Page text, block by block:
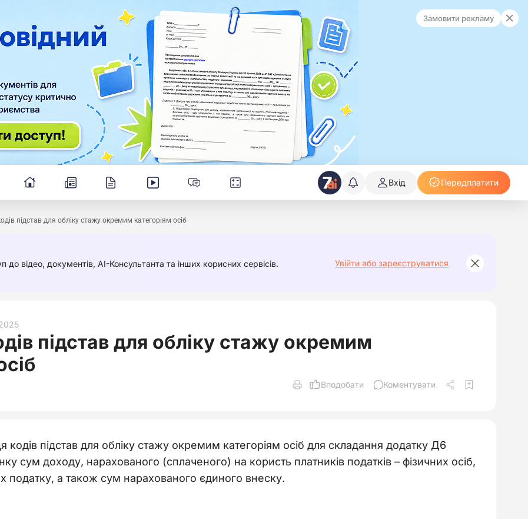
Замовити рекламу
Вхід Передплатити
підстав для обліку стажу окремим категоріям осіб
відео, документів, AI-Консультанта та інших корисних сервісів. Увійти або зареєструватися
підстав для обліку стажу окремим
Вподобати Коментувати
кодів підстав для обліку стажу окремим категоріям осіб для складання додатку Д6
сум доходу, нарахованого (сплаченого) на користь платників податків – фізичних осіб,
податку, а також сум нарахованого єдиного внеску.